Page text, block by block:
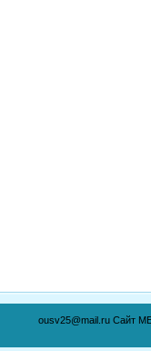
ousv25@mail.ru Сайт